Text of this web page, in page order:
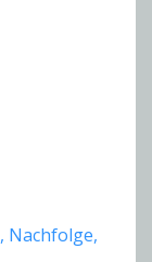
Nachfolge